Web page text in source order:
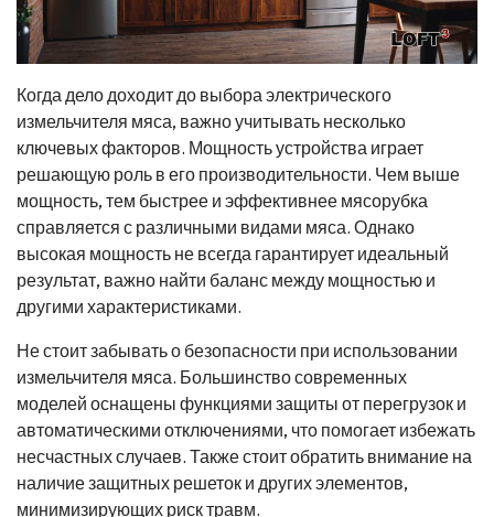
Когда дело доходит до выбора электрического
измельчителя мяса, важно учитывать несколько
ключевых факторов. Мощность устройства играет
решающую роль в его производительности. Чем выше
мощность, тем быстрее и эффективнее мясорубка
справляется с различными видами мяса. Однако
высокая мощность не всегда гарантирует идеальный
результат, важно найти баланс между мощностью и
другими характеристиками.
Не стоит забывать о безопасности при использовании
измельчителя мяса. Большинство современных
моделей оснащены функциями защиты от перегрузок и
автоматическими отключениями, что помогает избежать
несчастных случаев. Также стоит обратить внимание на
наличие защитных решеток и других элементов,
минимизирующих риск травм.